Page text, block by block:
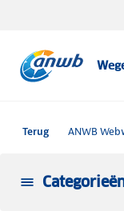
Terug ANWB